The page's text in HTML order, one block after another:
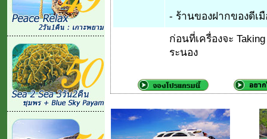
- ร้านของฝากของดีเมื
ก่อนที่เครื่องจะ
ระนอง